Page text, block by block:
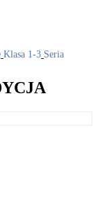
Klasa 1-3 Seria